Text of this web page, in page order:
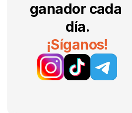
ganador cada
día.
¡Síganos!